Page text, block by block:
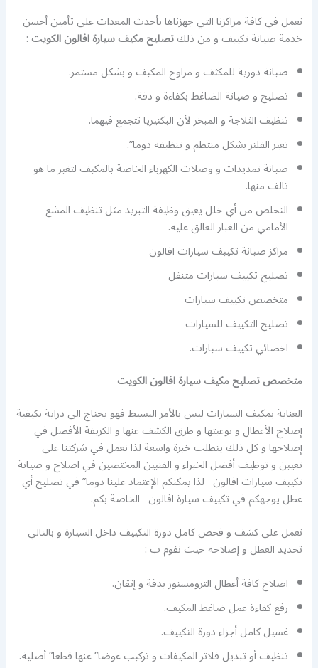
نعمل في كافة مراكزنا التي جهزناها بأحدث المعدات على تأمين أحسن
خدمة صيانة تكييف و من ذلكتصليح مكيف سيارة افالون الكويت:
صيانة دورية للمكثف و مراوح المكيف و بشكل مستمر.
تصليح و صيانة الضاغط بكفاءة و دقة.
تنظيف الثلاجة و المبخر لأن البكتيريا تتجمع فيهما.
تغير الفلتر بشكل منتظم و تنظيفه دوما”.
صيانة تمديدات و وصلات الكهرباء الخاصة بالمكيف لتغير ما هو
تالف منها.
التخلص من أي خلل يعيق وظيفة التبريد مثل تنظيف المشع
الأمامي من الغبار العالق عليه.
مراكز صيانة تكييف سيارات افالون
تصليح تكييف سيارات متنقل
متخصص تكييف سيارات
تصليح التكييف للسيارات
اخصائي تكييف سيارات.
متخصص تصليح مكيف سيارة افالون الكويت
العناية بمكيف السيارات ليس بالأمر البسيط فهو يحتاج الى دراية بكيفية
إصلاح الأعطال و نوعيتها و طرق الكشف عنها و الكريقة الأفضل في
إصلاحها و كل ذلك يتطلب خبرة واسعة لذا نعمل في شركتنا على
تعيين و توظيف أفضل الخبراء و الفنيين المختصين في اصلاح و صيانة
تكييف سيارات افالون لذا يمكنكم الإعتماد علينا دوما” في تصليح أي
عطل يوجهكم في تكييف سيارة افالون الخاصة بكم.
نعمل على كشف و فحص كامل دورة التكييف داخل السيارة و بالتالي
تحديد العطل و إصلاحه حيث نقوم ب :
اصلاح كافة أعطال الترومستور بدقة و إتقان.
رفع كفاءة عمل ضاغط المكيف.
غسيل كامل أجزاء دورة التكييف.
تنظيف أو تبديل فلاتر المكيفات و تركيب عوضا” عنها قطعا” أصلية.